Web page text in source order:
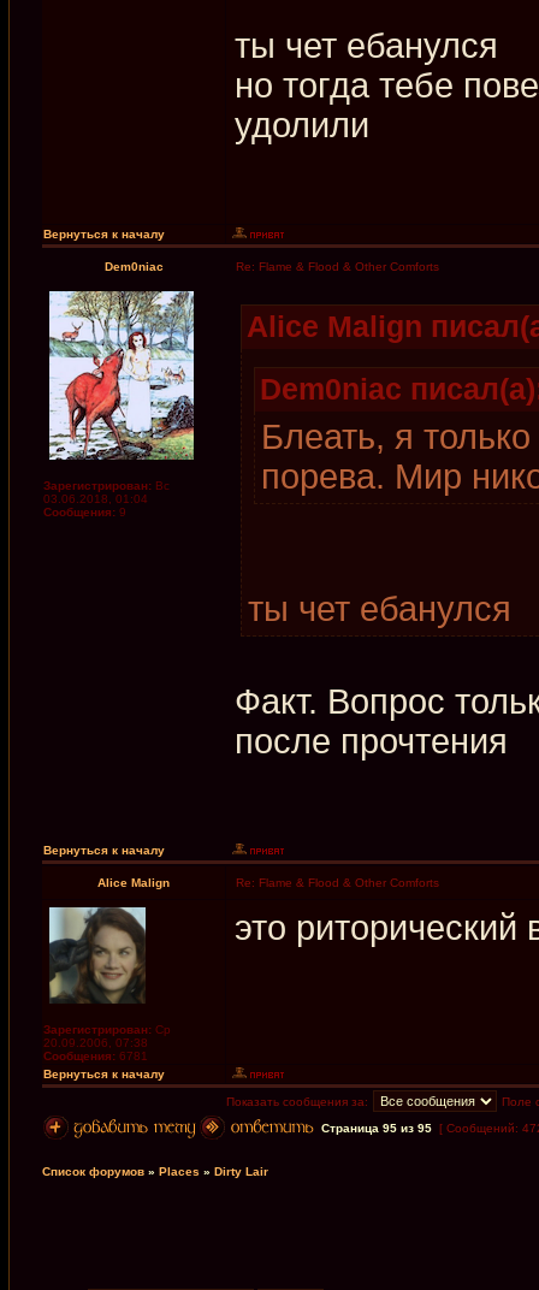
ты чет ебанулся
но тогда тебе
удолили
Вернуться к началу
Dem0niac Re: Flame & Flood & Other Comforts
Зарегистрирован: Вс
03.06.2018, 01:04
Сообщения: 9
Alice Malign
Dem0niac
Блеать, я
порева. Мир
ты чет ебанулся
Факт. Вопрос
после прочтения
Вернуться к началу
Alice Malign Re: Flame & Flood & Other Comforts
Зарегистрирован: Ср
20.09.2006, 07:38
Сообщения: 6781
это риторический
Вернуться к началу
Показать сообщения за:
Поле
Страница 95 из 95 [ Сообщений:
Список форумов » Places » Dirty Lair